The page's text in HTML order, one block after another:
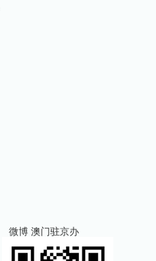
微博 澳门驻京办